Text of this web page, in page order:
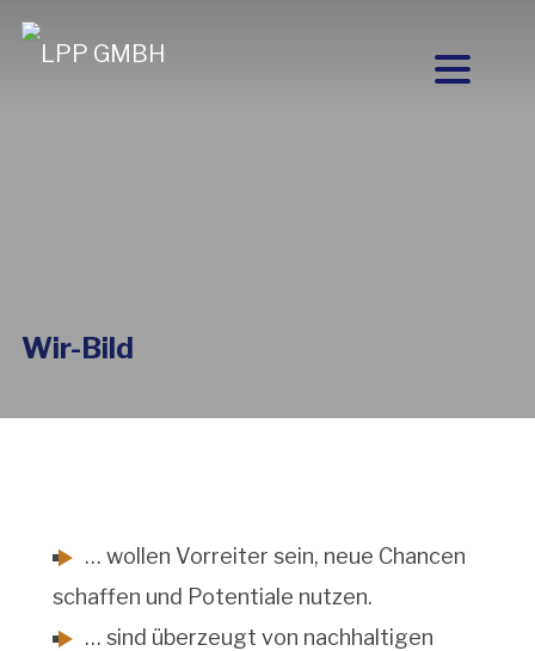
Wir-Bild
… wollen Vorreiter sein, neue Chancen
schaffen und Potentiale nutzen.
… sind überzeugt von nachhaltigen